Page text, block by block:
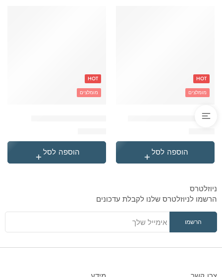
'בקבוק תרמי נירוסטה סטיץ
HOT
מומלצים
הוספה לסל
HOT
מומלצים
הוספה לסל
ניוזלטרס
הרשמו לניוזלטרס שלנו לקבלת עדכונים